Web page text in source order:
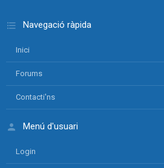
Navegació ràpida
Inici
Forums
Contacti'ns
Menú d'usuari
Login